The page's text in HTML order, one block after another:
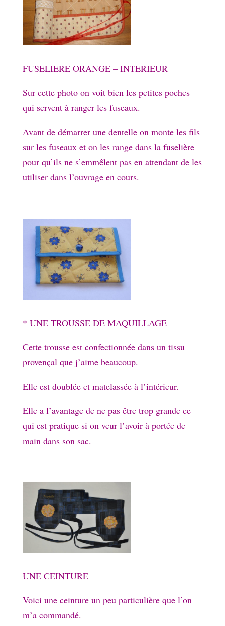
FUSELIERE ORANGE – INTERIEUR
Sur cette photo on voit bien les petites poches
qui servent à ranger les fuseaux.
Avant de démarrer une dentelle on monte les fils
sur les fuseaux et on les range dans la fuselière
pour qu’ils ne s’emmêlent pas en attendant de les
utiliser dans l’ouvrage en cours.
* UNE TROUSSE DE MAQUILLAGE
Cette trousse est confectionnée dans un tissu
provençal que j’aime beaucoup.
Elle est doublée et matelassée à l’intérieur.
Elle a l’avantage de ne pas être trop grande ce
qui est pratique si on veur l’avoir à portée de
main dans son sac.
UNE CEINTURE
Voici une ceinture un peu particulière que l’on
m’a commandé.